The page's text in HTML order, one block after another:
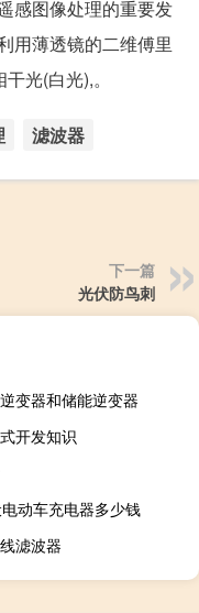
感图像处理的重要发
用薄透镜的二维傅里
光(白光),。
滤波器
下一篇
光伏防鸟刺
变器和储能逆变器
开发知识
动车充电器多少钱
滤波器